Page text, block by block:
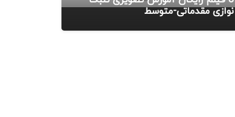
نوازی مقدماتی-متوسط